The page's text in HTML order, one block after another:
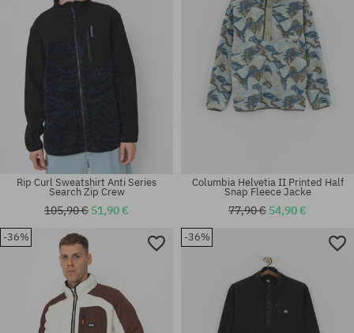
Verfügbare Größen:
Verfügbare Größen:
Rip Curl Sweatshirt Anti Series
Search Zip Crew
105,90 € 51,90 €
Columbia Helvetia II Printed Half
Snap Fleece Jacke
77,90 € 54,90 €
-36% -36%